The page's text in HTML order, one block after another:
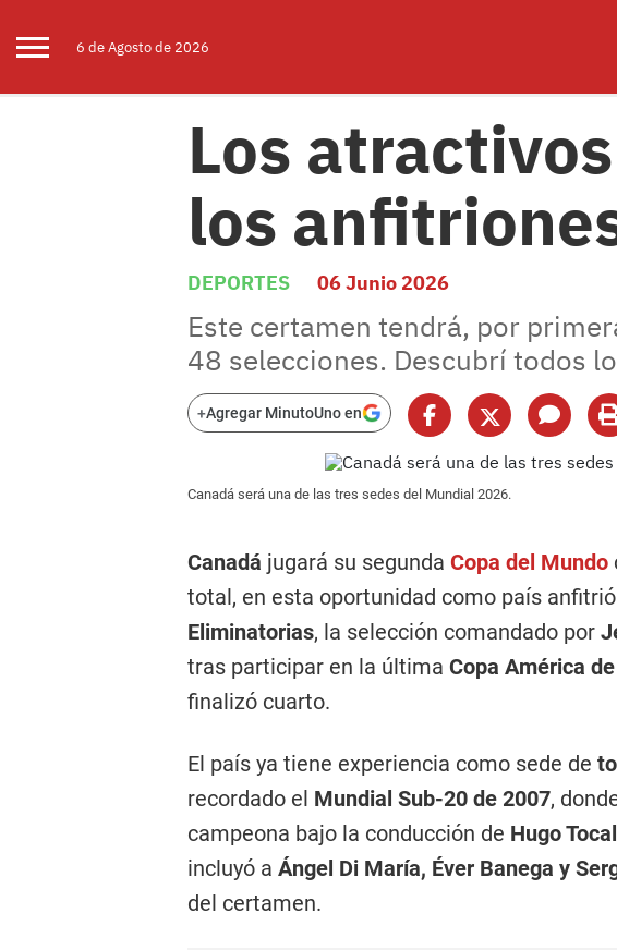
6 deAgostode 2026
Los
los
DEPORTES 06 Junio 2026
Este certamen tendrá, por
48 selecciones. Descubrí todos
+Agregar MinutoUno en
Canadá será una de las tres sedes del Mundial 2026.
Canadá jugará su segunda Copa del Mundo
total, en esta oportunidad como país
Eliminatorias, la selección comandado por
tras participar en la última Copa América
finalizó cuarto.
El país ya tiene experiencia como sede de
recordado el Mundial Sub-20 de 2007,
campeona bajo la conducción de Hugo
incluyó a Ángel Di María, Éver Banega y
del certamen.